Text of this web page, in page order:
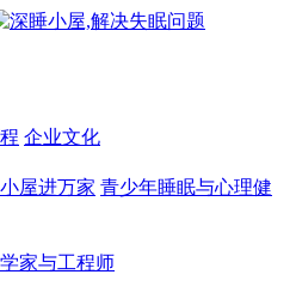
企业文化
屋进万家 青少年睡眠与心理健
家与工程师